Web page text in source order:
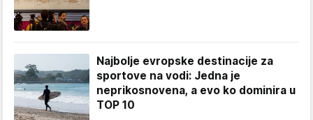
Najbolje evropske destinacije za
sportove na vodi: Jedna je
neprikosnovena, a evo ko dominira u
TOP 10